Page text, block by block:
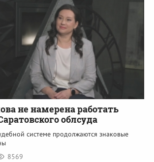
не намерена работать
облсуда
системе продолжаются знаковые
8569